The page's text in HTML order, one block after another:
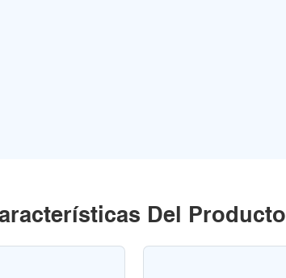
Del Producto